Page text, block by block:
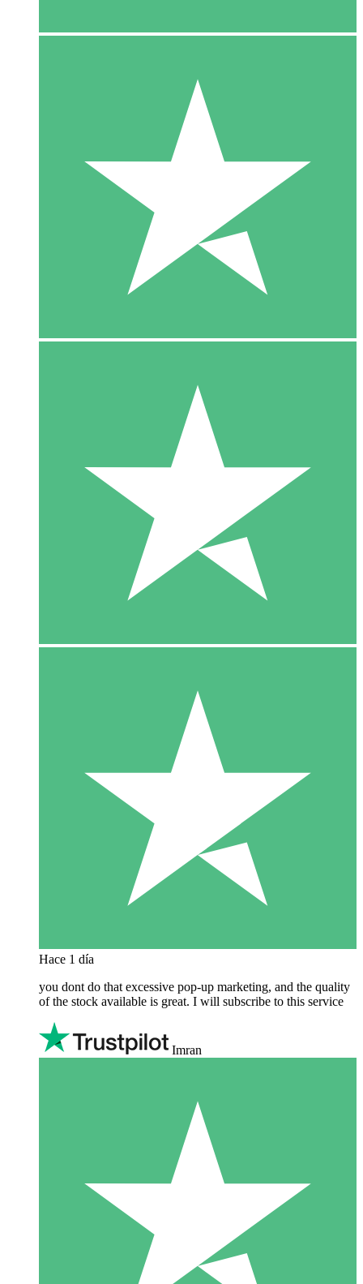
Hace 1 día
you dont do that excessive pop-up marketing, and the quality
of the stock available is great. I will subscribe to this service
Imran